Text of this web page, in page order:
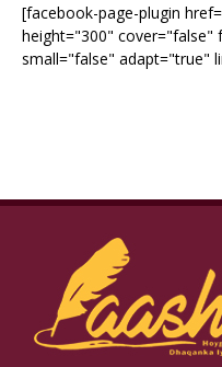
[facebook-page-plugin
height="300" cover="false"
small="false" adapt="true"